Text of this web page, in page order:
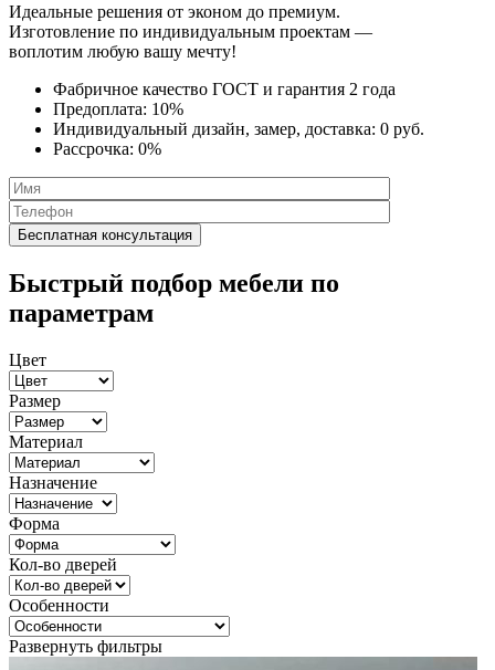
Идеальные решения от эконом до премиум.
Изготовление по индивидуальным проектам —
воплотим любую вашу мечту!
Фабричное качество ГОСТ и гарантия 2 года
Предоплата: 10%
Индивидуальный дизайн, замер, доставка: 0 руб.
Рассрочка: 0%
Быстрый подбор мебели по
параметрам
Цвет
Размер
Материал
Назначение
Форма
Кол-во дверей
Особенности
Развернуть фильтры